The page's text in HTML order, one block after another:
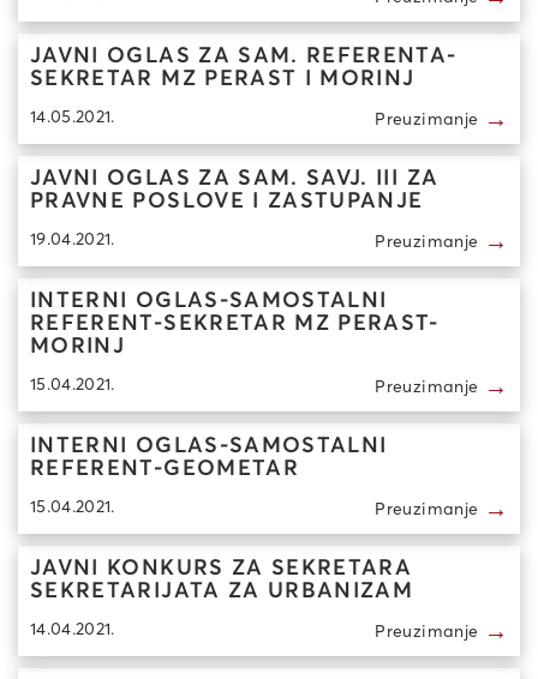
JAVNI OGLAS ZA SAM. REFERENTA-
SEKRETAR MZ PERAST I MORINJ
14.05.2021. Preuzimanje →
JAVNI OGLAS ZA SAM. SAVJ. III ZA
PRAVNE POSLOVE I ZASTUPANJE
19.04.2021. Preuzimanje →
INTERNI OGLAS-SAMOSTALNI
REFERENT-SEKRETAR MZ PERAST-
MORINJ
15.04.2021. Preuzimanje →
INTERNI OGLAS-SAMOSTALNI
REFERENT-GEOMETAR
15.04.2021. Preuzimanje →
JAVNI KONKURS ZA SEKRETARA
SEKRETARIJATA ZA URBANIZAM
14.04.2021. Preuzimanje →